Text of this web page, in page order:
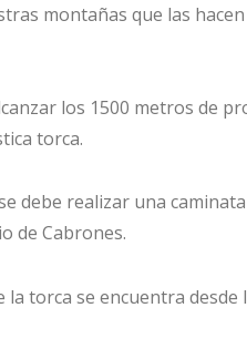
montañas que las
los 1500 metros de
torca.
debe realizar una
de Cabrones.
la torca se encuentra